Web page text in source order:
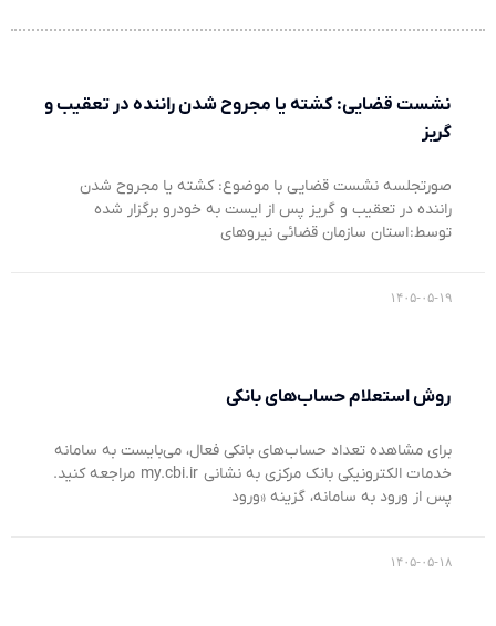
نشست قضایی: کشته یا مجروح شدن راننده در تعقیب و
گریز
صورتجلسه نشست قضایی با موضوع: کشته یا مجروح شدن
راننده در تعقیب و گریز پس از ایست به خودرو برگزار شده
توسط: استان سازمان قضائی نیروهای
۱۴۰۵-۰۵-۱۹
روش استعلام حساب‌های بانکی
برای مشاهده تعداد حساب‌های بانکی فعال، می‌بایست به سامانه
خدمات الکترونیکی بانک مرکزی به نشانی my.cbi.ir مراجعه کنید.
پس از ورود به سامانه، گزینه «ورود
۱۴۰۵-۰۵-۱۸